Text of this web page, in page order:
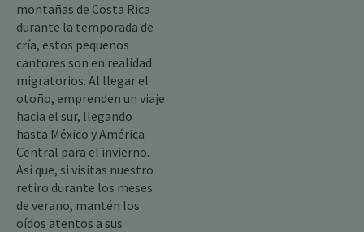
montañas de Costa Rica
durante la temporada de
cría, estos pequeños
cantores son en realidad
migratorios. Al llegar el
otoño, emprenden un viaje
hacia el sur, llegando
hasta México y América
Central para el invierno.
Así que, si visitas nuestro
retiro durante los meses
de verano, mantén los
oídos atentos a sus